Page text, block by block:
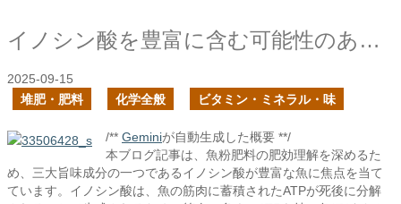
イノシン酸を豊富に含む可能性のある魚はどんな魚？
2025-09-15
堆肥・肥料
化学全般 ビタミン・ミネラル・味
/** Geminiが自動生成した概要 **/
本ブログ記事は、魚粉肥料の肥効理解を深めるた
め、三大旨味成分の一つであるイノシン酸が豊富な魚に焦点を当て
ています。イノシン酸は、魚の筋肉に蓄積されたATPが死後に分解